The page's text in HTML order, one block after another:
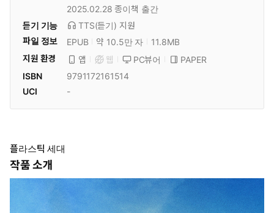
2025.02.28 종이책 출간
듣기 기능
TTS(듣기) 지원
파일 정보
EPUB 약 10.5만 자
11.8MB
지원 환경
앱 웹 PC뷰어
PAPER
ISBN
9791172161514
UCI
-
플라스틱 세대
작품 소개